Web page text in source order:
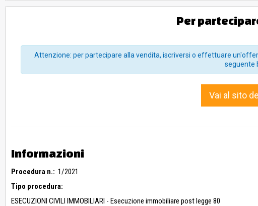
Per
Attenzione: per partecipare alla vendita, iscriversi o effettuare
seguente
Vai al sito
Informazioni
Procedura n.: 1/2021
Tipo procedura:
ESECUZIONI CIVILI IMMOBILIARI - Esecuzione immobiliare post legge 80